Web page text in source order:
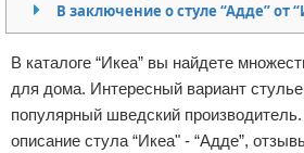
Дизайн дачи
Дизайн квартиры
Кухня
Посуда
Ремонт дачи
Инструменты
Сотрудничество
Размещение рекламы
Для правообладателей
В заключение о стуле “Адде” от
В каталоге “Икеа” вы найдете
для дома. Интересный вариант
популярный шведский
описание стула “Икеа" - “Адде”,